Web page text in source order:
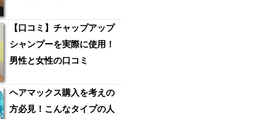
【口コミ】チャップアップ
シャンプーを実際に使用！
男性と女性の口コミ
ヘアマックス購入を考えの
方必見！こんなタイプの人